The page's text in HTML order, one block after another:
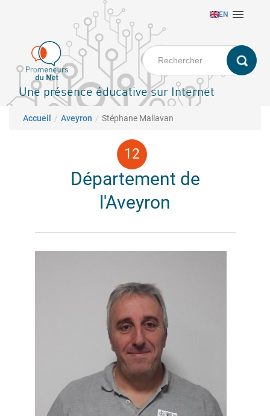
principal
EN 
Une présence éducative sur Internet
Fil d'Ariane
Accueil Aveyron Stéphane Mallavan
Département de
l'Aveyron